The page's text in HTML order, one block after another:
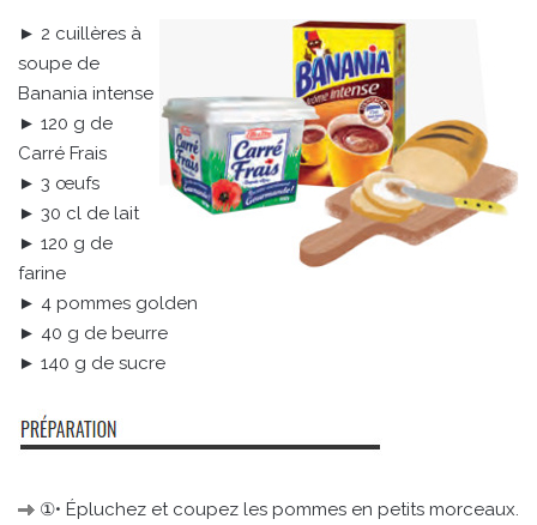
► 2 cuillères à
soupe de
Banania intense
► 120 g de
Carré Frais
► 3 œufs
► 30 cl de lait
► 120 g de
farine
► 4 pommes golden
► 40 g de beurre
► 140 g de sucre
①• Épluchez et coupez les pommes en petits morceaux.